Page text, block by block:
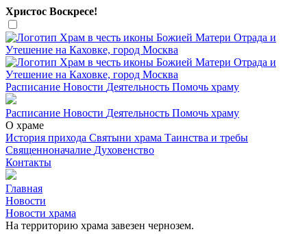
Христос Воскресе!
Расписание Новости Деятельность Помочь храму
Расписание Новости Деятельность Помочь храму
О храме
История прихода Святыни храма Таинства и требы
Священноначалие Духовенство
Контакты
Главная
Новости
Новости храма
На территорию храма завезен чернозем.